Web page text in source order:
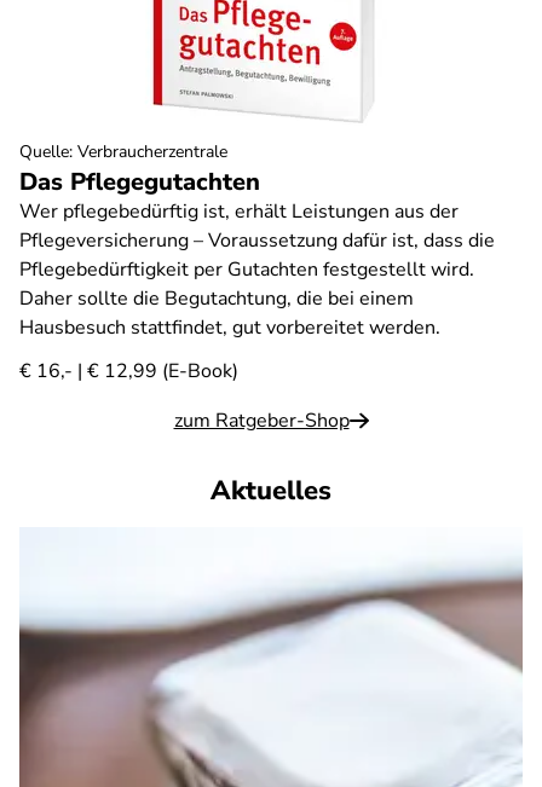
Das Pflegegutachten
Wer pflegebedürftig ist, erhält Leistungen aus der
Pflegeversicherung – Voraussetzung dafür ist, dass die
Pflegebedürftigkeit per Gutachten festgestellt wird.
Daher sollte die Begutachtung, die bei einem
Hausbesuch stattfindet, gut vorbereitet werden.
€ 16,- | € 12,99 (E-Book)
zum Ratgeber-Shop
Quelle: Verbraucherzentrale
Aktuelles